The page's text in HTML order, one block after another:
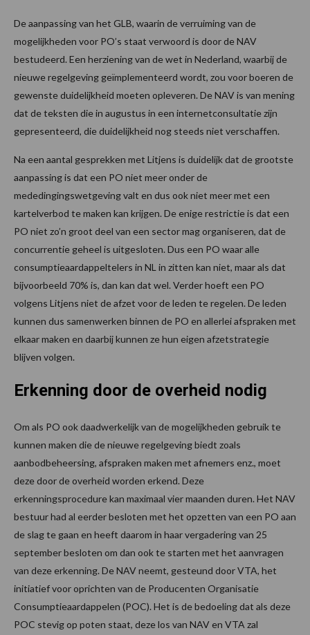
De aanpassing van het GLB, waarin de verruiming van de
mogelijkheden voor PO’s staat verwoord is door de NAV
bestudeerd. Een herziening van de wet in Nederland, waarbij de
nieuwe regelgeving geïmplementeerd wordt, zou voor boeren de
gewenste duidelijkheid moeten opleveren. De NAV is van mening
dat de teksten die in augustus in een internetconsultatie zijn
gepresenteerd, die duidelijkheid nog steeds niet verschaffen.
Na een aantal gesprekken met Litjens is duidelijk dat de grootste
aanpassing is dat een PO niet meer onder de
mededingingswetgeving valt en dus ook niet meer met een
kartelverbod te maken kan krijgen. De enige restrictie is dat een
PO niet zo’n groot deel van een sector mag organiseren, dat de
concurrentie geheel is uitgesloten. Dus een PO waar alle
consumptieaardappeltelers in NL in zitten kan niet, maar als dat
bijvoorbeeld 70% is, dan kan dat wel. Verder hoeft een PO
volgens Litjens niet de afzet voor de leden te regelen. De leden
kunnen dus samenwerken binnen de PO en allerlei afspraken met
elkaar maken en daarbij kunnen ze hun eigen afzetstrategie
blijven volgen.
Erkenning door de overheid nodig
Om als PO ook daadwerkelijk van de mogelijkheden gebruik te
kunnen maken die de nieuwe regelgeving biedt zoals
aanbodbeheersing, afspraken maken met afnemers enz., moet
deze door de overheid worden erkend. Deze
erkenningsprocedure kan maximaal vier maanden duren. Het NAV
bestuur had al eerder besloten met het opzetten van een PO aan
de slag te gaan en heeft daarom in haar vergadering van 25
september besloten om dan ook te starten met het aanvragen
van deze erkenning. De NAV neemt, gesteund door VTA, het
initiatief voor oprichten van de Producenten Organisatie
Consumptieaardappelen (POC). Het is de bedoeling dat als deze
POC stevig op poten staat, deze los van NAV en VTA zal